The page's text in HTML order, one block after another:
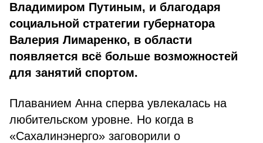
Владимиром Путиным, и благодаря
социальной стратегии губернатора
Валерия Лимаренко, в области
появляется всё больше возможностей
для занятий спортом.
Плаванием Анна сперва увлекалась на
любительском уровне. Но когда в
«Сахалинэнерго» заговорили о